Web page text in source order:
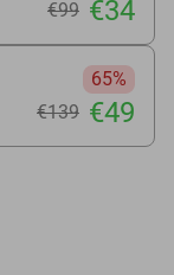
€99 €34
65%
€139 €49